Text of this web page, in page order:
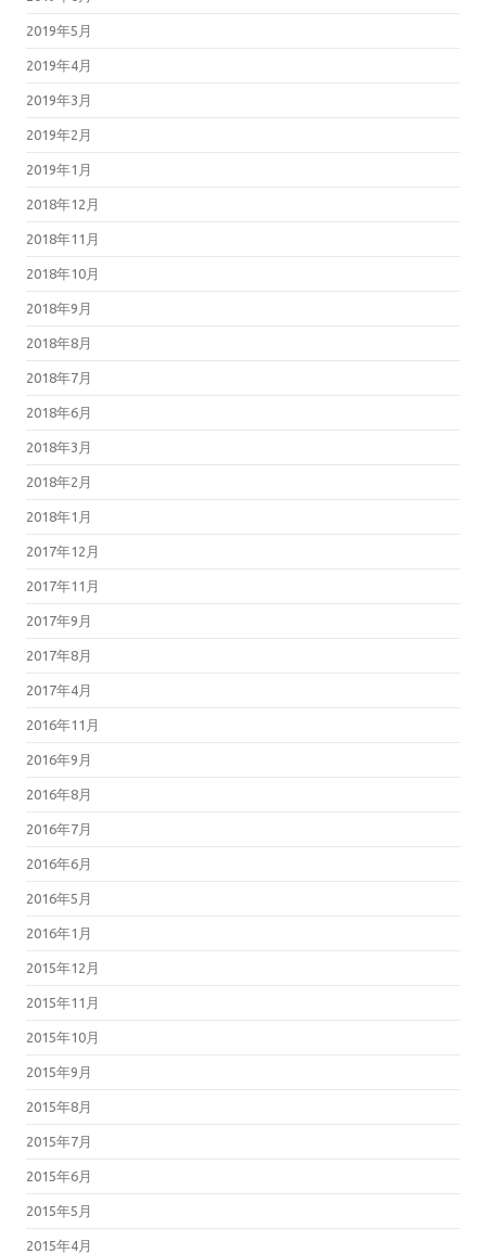
2019年5月
2019年4月
2019年3月
2019年2月
2019年1月
2018年12月
2018年11月
2018年10月
2018年9月
2018年8月
2018年7月
2018年6月
2018年3月
2018年2月
2018年1月
2017年12月
2017年11月
2017年9月
2017年8月
2017年4月
2016年11月
2016年9月
2016年8月
2016年7月
2016年6月
2016年5月
2016年1月
2015年12月
2015年11月
2015年10月
2015年9月
2015年8月
2015年7月
2015年6月
2015年5月
2015年4月